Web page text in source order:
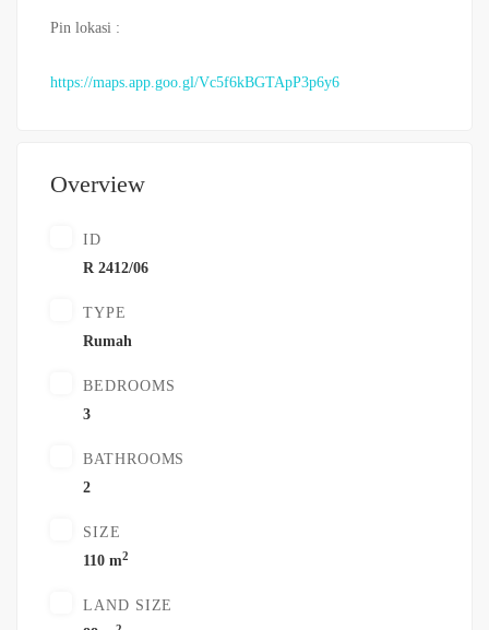
Pin lokasi :
https://maps.app.goo.gl/Vc5f6kBGTApP3p6y6
Overview
ID
R 2412/06
TYPE
Rumah
BEDROOMS
3
BATHROOMS
2
SIZE
110 m2
LAND SIZE